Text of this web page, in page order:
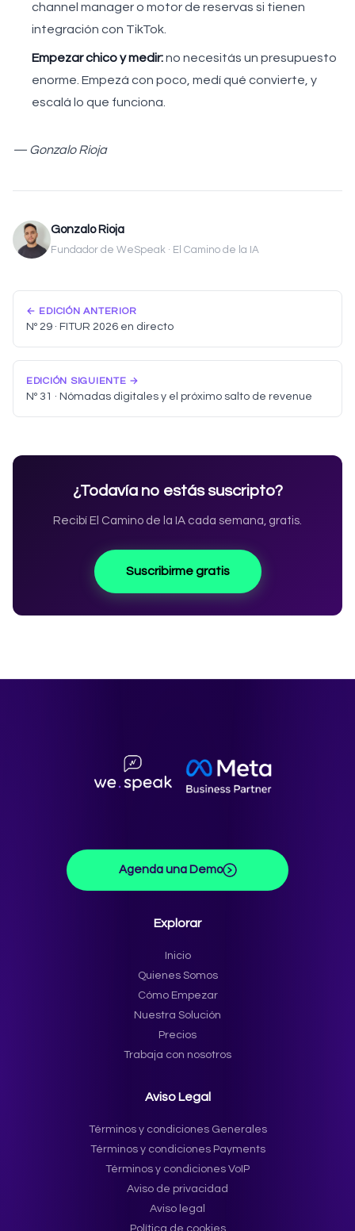
channel manager o motor de reservas si tienen
integración con TikTok.
Empezar chico y medir:no necesitás un presupuesto
enorme. Empezá con poco, medí qué convierte, y
escalá lo que funciona.
— Gonzalo Rioja
Gonzalo Rioja
Fundador de WeSpeak · El Camino de la IA
← EDICIÓN ANTERIOR
Nº 29 · FITUR 2026 en directo
EDICIÓN SIGUIENTE →
Nº 31 · Nómadas digitales y el próximo salto de revenue
¿Todavía no estás suscripto?
Recibí El Camino de la IA cada semana, gratis.
Suscribirme gratis
Agenda una Demo
Explorar
Inicio
Quienes Somos
Cómo Empezar
Nuestra Solución
Precios
Trabaja con nosotros
Aviso Legal
Términos y condiciones Generales
Términos y condiciones Payments
Términos y condiciones VoIP
Aviso de privacidad
Aviso legal
Política de cookies